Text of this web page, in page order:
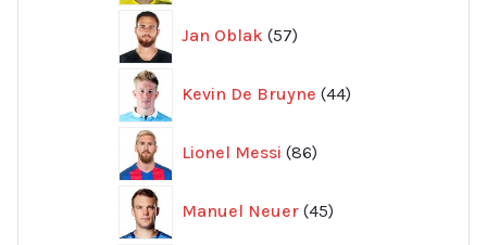
Jan Oblak 57
produkter
Kevin De Bruyne 44
produkter
Lionel Messi 86
produkter
Manuel Neuer 45
produkter